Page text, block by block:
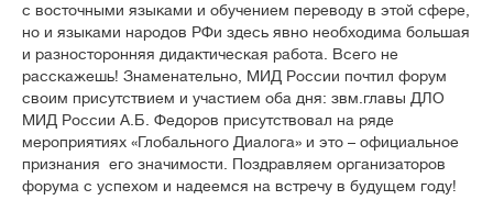
с восточными языками и обучением переводу в этой сфере,
но и языками народов РФи здесь явно необходима большая
и разносторонняя дидактическая работа. Всего не
расскажешь! Знаменательно, МИД России почтил форум
своим присутствием и участием оба дня: звм.главы ДЛО
МИД России А.Б. Федоров присутствовал на ряде
мероприятиях «Глобального Диалога» и это – официальное
признания его значимости. Поздравляем организаторов
форума с успехом и надеемся на встречу в будущем году!